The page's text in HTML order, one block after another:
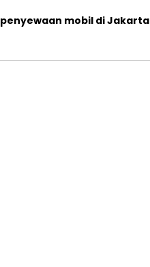
penyewaan mobil di Jakarta